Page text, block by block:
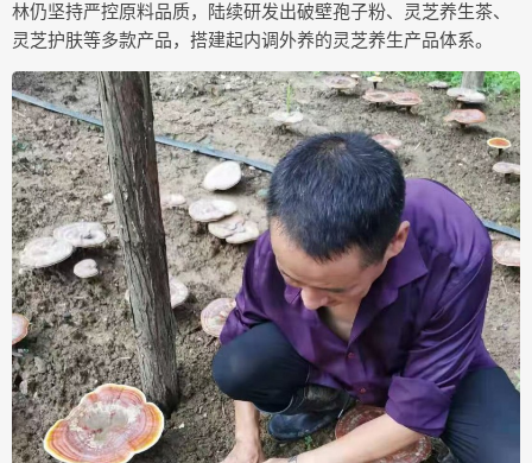
林仍坚持严控原料品质，陆续研发出破壁孢子粉、灵芝养生茶、
灵芝护肤等多款产品，搭建起内调外养的灵芝养生产品体系。